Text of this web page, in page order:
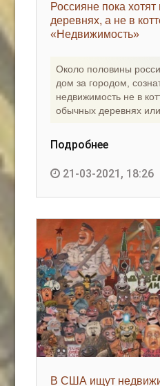
Россияне пока
деревнях, а не в
«Недвижимость»
Около половины
дом за городом,
недвижимость не в
обычных деревнях
Подробнее
21-03-2021, 18:26
В США ищут